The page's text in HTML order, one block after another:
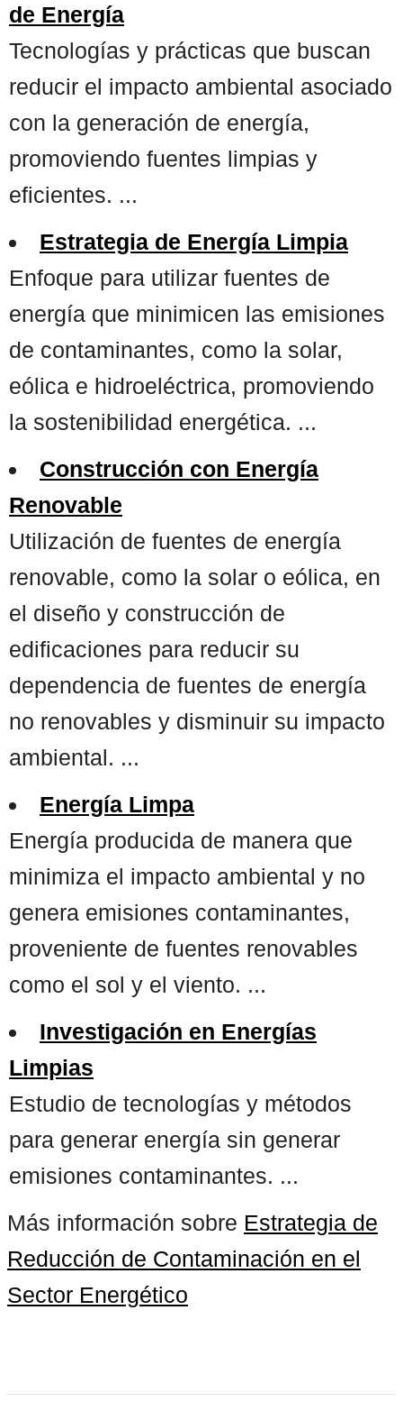
de Energía
Tecnologías y prácticas que buscan
reducir el impacto ambiental asociado
con la generación de energía,
promoviendo fuentes limpias y
eficientes. ...
Estrategia de Energía Limpia
Enfoque para utilizar fuentes de
energía que minimicen las emisiones
de contaminantes, como la solar,
eólica e hidroeléctrica, promoviendo
la sostenibilidad energética. ...
Construcción con Energía
Renovable
Utilización de fuentes de energía
renovable, como la solar o eólica, en
el diseño y construcción de
edificaciones para reducir su
dependencia de fuentes de energía
no renovables y disminuir su impacto
ambiental. ...
Energía Limpa
Energía producida de manera que
minimiza el impacto ambiental y no
genera emisiones contaminantes,
proveniente de fuentes renovables
como el sol y el viento. ...
Investigación en Energías
Limpias
Estudio de tecnologías y métodos
para generar energía sin generar
emisiones contaminantes. ...
Más información sobre Estrategia de
Reducción de Contaminación en el
Sector Energético